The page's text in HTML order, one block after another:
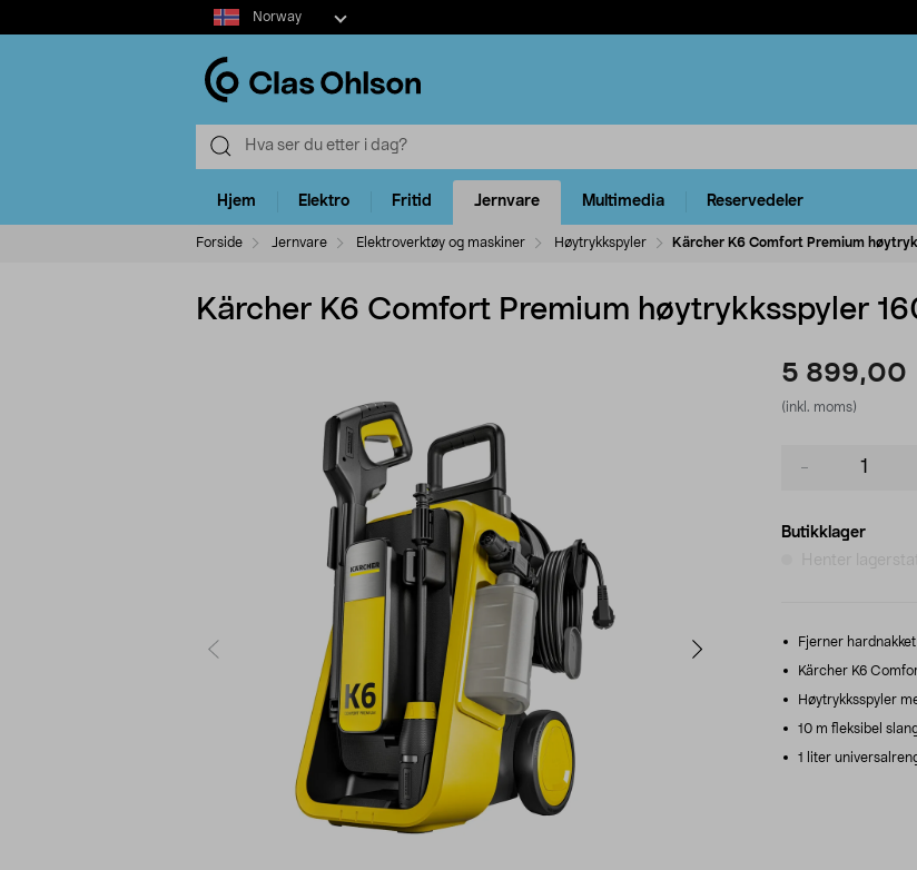
Select
market
Norway
Hjem Elektro Fritid Jernvare Multimedia Reservedeler
Forside Jernvare Elektroverktøy og maskiner Høytrykkspyler Kärcher K6 Comfort Premium
Kärcher K6 Comfort Premium høytrykksspyler
5 899,00
(inkl. moms)
Butikklager
Fjerner
Kärcher K6
Høytrykksspyler
10 m fleksibel
1 liter